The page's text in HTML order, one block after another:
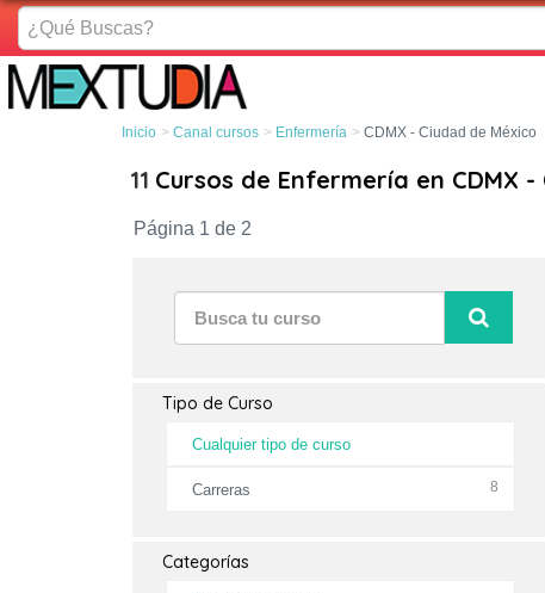
¿Qué
Buscas?
Inicio Canal cursos Enfermería CDMX - Ciudad de México
11 Cursos de Enfermería en CDMX
Página 1 de 2
Tipo de Curso
Cualquier tipo de curso
Carreras 8
Categorías